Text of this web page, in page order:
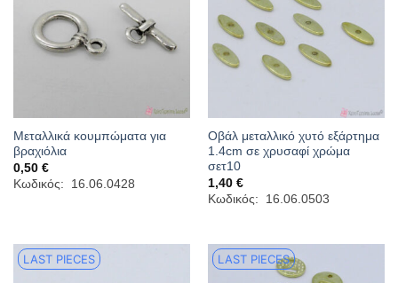
Μεταλλικά κουμπώματα για
βραχιόλια
0,50 €
Κωδικός: 16.06.0428
Οβάλ μεταλλικό χυτό εξάρτημα
1.4cm σε χρυσαφί χρώμα
σετ10
1,40 €
Κωδικός: 16.06.0503
LAST PIECES LAST PIECES